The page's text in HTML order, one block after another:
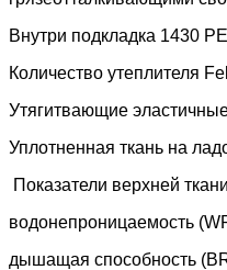
Внутри подкладка 1430
Количество утеплителя
Утягитвающие
Уплотненная ткань на
Показатели верхней
водонепроницаемость
дышащая способность